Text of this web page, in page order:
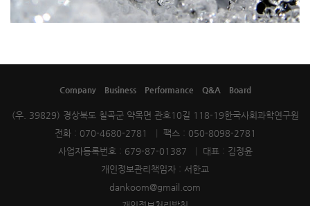
Company Business Performance Q&A Board
(우. 39829) 경상북도 칠곡군 약목면 관호10길 118-19한국사회과학연구원
전화 : 070-4680-2781
팩스 : 050-8098-2781
사업자등록번호 : 679-87-01387
대표 : 김정윤
개인정보관리책임자 : 서한교
dankoom@gmail.com